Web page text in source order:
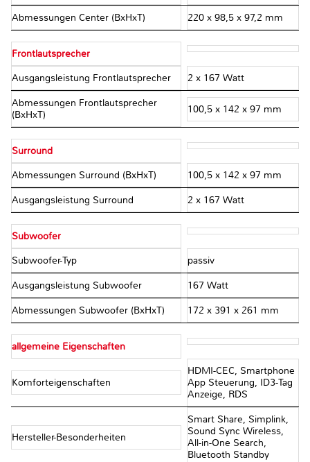
Abmessungen Center (BxHxT) 220 x 98,5 x 97,2 mm
Frontlautsprecher
Ausgangsleistung Frontlautsprecher 2 x 167 Watt
Abmessungen Frontlautsprecher
(BxHxT)
100,5 x 142 x 97 mm
Surround
Abmessungen Surround (BxHxT) 100,5 x 142 x 97 mm
Ausgangsleistung Surround 2 x 167 Watt
Subwoofer
Subwoofer-Typ passiv
Ausgangsleistung Subwoofer 167 Watt
Abmessungen Subwoofer (BxHxT) 172 x 391 x 261 mm
allgemeine Eigenschaften
Komforteigenschaften
HDMI-CEC, Smartphone
App Steuerung, ID3-Tag
Anzeige, RDS
Hersteller-Besonderheiten
Smart Share, Simplink,
Sound Sync Wireless,
All-in-One Search,
Bluetooth Standby